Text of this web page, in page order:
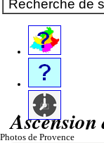
Photos de Provence